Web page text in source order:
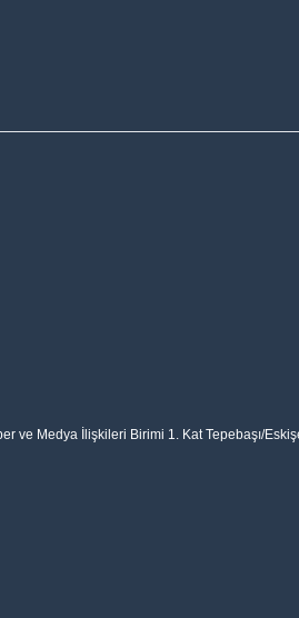
ve Medya İlişkileri Birimi 1. Kat Tepebaşı/